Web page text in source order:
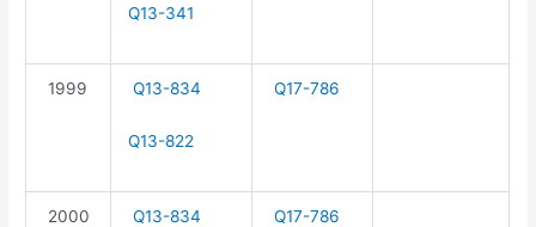
Q13-341
1999 Q13-834
Q13-822
Q17-786
2000 Q13-834 Q17-786